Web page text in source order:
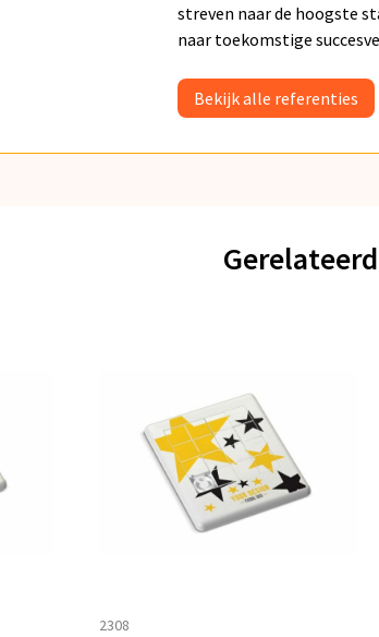
streven naar de hoogste
naar toekomstige
Bekijk alle referenties
2308